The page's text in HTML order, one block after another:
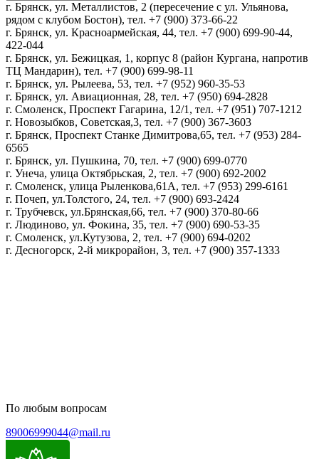
г. Брянск, ул. Металлистов, 2 (пересечение с ул. Ульянова,
рядом с клубом Бостон), тел. +7 (900) 373-66-22
г. Брянск, ул. Красноармейская, 44, тел. +7 (900) 699-90-44,
422-044
г. Брянск, ул. Бежицкая, 1, корпус 8 (район Кургана, напротив
ТЦ Мандарин), тел. +7 (900) 699-98-11
г. Брянск, ул. Рылеева, 53, тел. +7 (952) 960-35-53
г. Брянск, ул. Авиационная, 28, тел. +7 (950) 694-2828
г. Смоленск, Проспект Гагарина, 12/1, тел. +7 (951) 707-1212
г. Новозыбков, Советская,3, тел. +7 (900) 367-3603
г. Брянск, Проспект Станке Димитрова,65, тел. +7 (953) 284-
6565
г. Брянск, ул. Пушкина, 70, тел. +7 (900) 699-0770
г. Унеча, улица Октябрьская, 2, тел. +7 (900) 692-2002
г. Смоленск, улица Рыленкова,61А, тел. +7 (953) 299-6161
г. Почеп, ул.Толстого, 24, тел. +7 (900) 693-2424
г. Трубчевск, ул.Брянская,66, тел. +7 (900) 370-80-66
г. Людиново, ул. Фокина, 35, тел. +7 (900) 690-53-35
г. Смоленск, ул.Кутузова, 2, тел. +7 (900) 694-0202
г. Десногорск, 2-й микрорайон, 3, тел. +7 (900) 357-1333
По любым вопросам
89006999044@mail.ru